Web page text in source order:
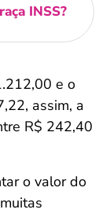
INSS?
e o
assim, a
R$ 242,40
o valor do